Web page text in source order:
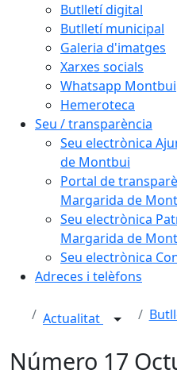
Butlletí digital
Butlletí municipal
Galeria d'imatges
Xarxes socials
Whatsapp Montbui
Hemeroteca
Seu / transparència
Seu electrònica
de Montbui
Portal de
Margarida de
Seu electrònica
Margarida de
Seu electrònica
Adreces i telèfons
Actualitat
Número 17